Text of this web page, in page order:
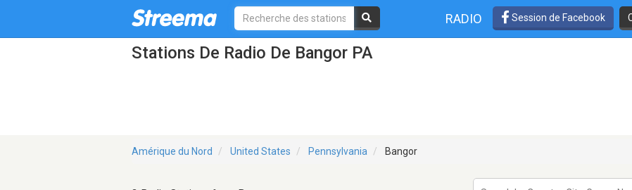
RADIO Session de Facebook
Stations De Radio De Bangor PA
Amérique du Nord United States Pennsylvania Bangor